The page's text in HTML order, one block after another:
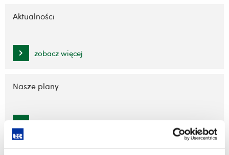
nawigację
treści
Aktualności
zobacz więcej
Nasze plany
zobacz więcej